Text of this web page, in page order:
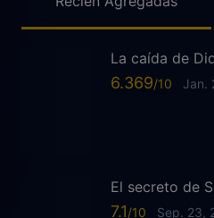
La caída de
6.369 Jan.
El secreto de
7.1 Sep. 23,